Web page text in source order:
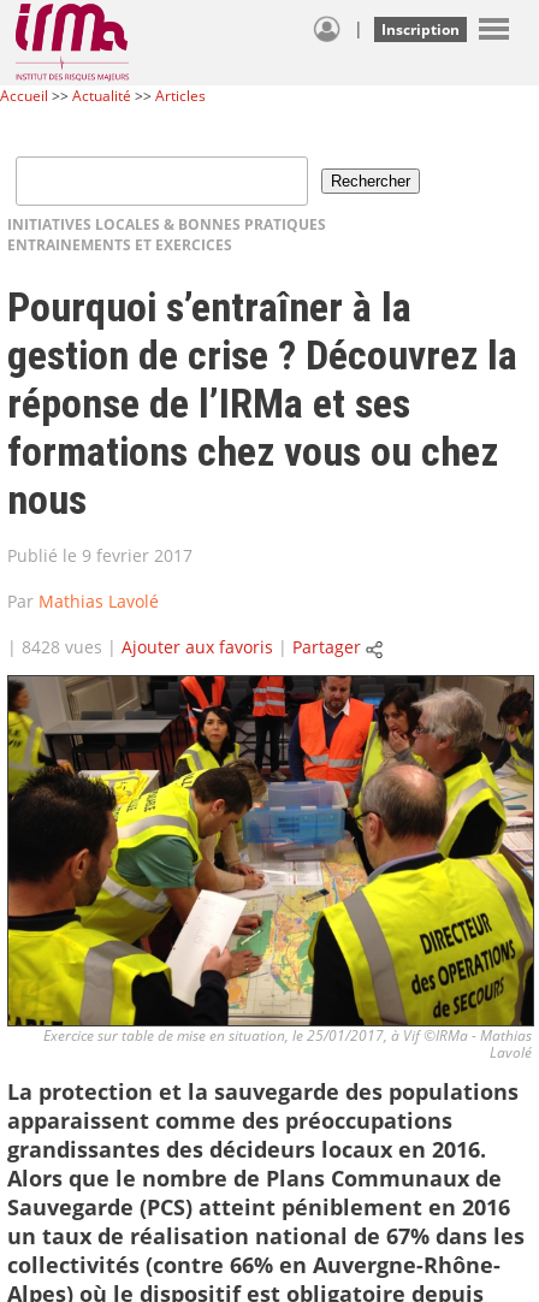
| Inscription
Accueil >>Actualité >>Articles
INITIATIVES LOCALES & BONNES PRATIQUES
ENTRAINEMENTS ET EXERCICES
Pourquoi s’entraîner à la
gestion de crise ? Découvrez la
réponse de l’IRMa et ses
formations chez vous ou chez
nous
Publié le 9 fevrier 2017
Par Mathias Lavolé
| 8428 vues | Ajouter aux favoris | Partager
Exercice sur table de mise en situation, le 25/01/2017, à Vif ©IRMa - Mathias
Lavolé
La protection et la sauvegarde des populations
apparaissent comme des préoccupations
grandissantes des décideurs locaux en 2016.
Alors que le nombre de Plans Communaux de
Sauvegarde (PCS) atteint péniblement en 2016
un taux de réalisation national de 67% dans les
collectivités (contre 66% en Auvergne-Rhône-
Alpes) où le dispositif est obligatoire depuis